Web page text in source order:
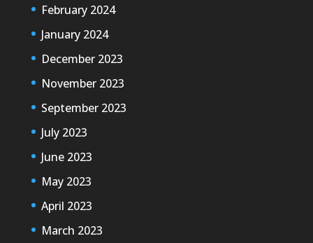
February 2024
January 2024
December 2023
November 2023
September 2023
July 2023
June 2023
May 2023
April 2023
March 2023